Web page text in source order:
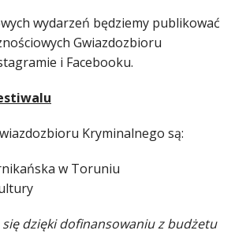
wydarzeń będziemy publikować
Gwiazdozbioru
i Facebooku.
Kryminalnego są:
w Toruniu
dzięki dofinansowaniu z budżetu